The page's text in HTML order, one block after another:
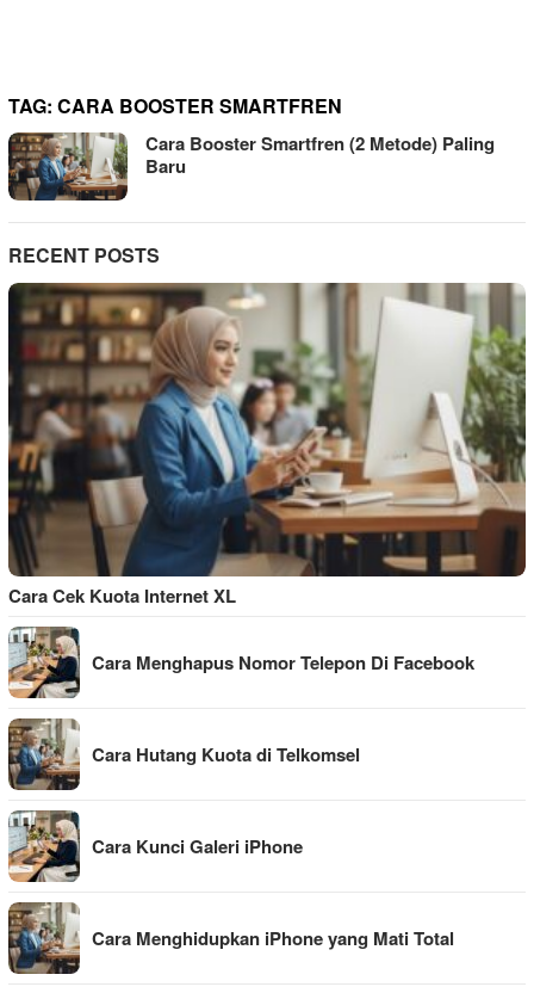
TAG: CARA BOOSTER SMARTFREN
Cara Booster Smartfren (2 Metode) Paling
Baru
RECENT POSTS
Cara Cek Kuota Internet XL
Cara Menghapus Nomor Telepon Di Facebook
Cara Hutang Kuota di Telkomsel
Cara Kunci Galeri iPhone
Cara Menghidupkan iPhone yang Mati Total